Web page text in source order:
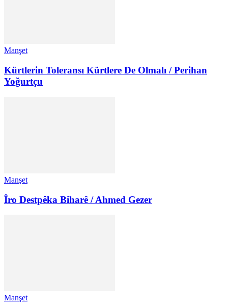
Manşet
Kürtlerin Toleransı Kürtlere De Olmalı / Perihan
Yoğurtçu
Manşet
Îro Destpêka Biharê / Ahmed Gezer
Manşet